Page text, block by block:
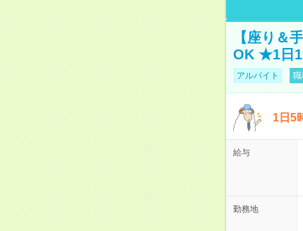
【座り＆
OK ★1日1
アルバイト 職
1日5
給与
勤務地